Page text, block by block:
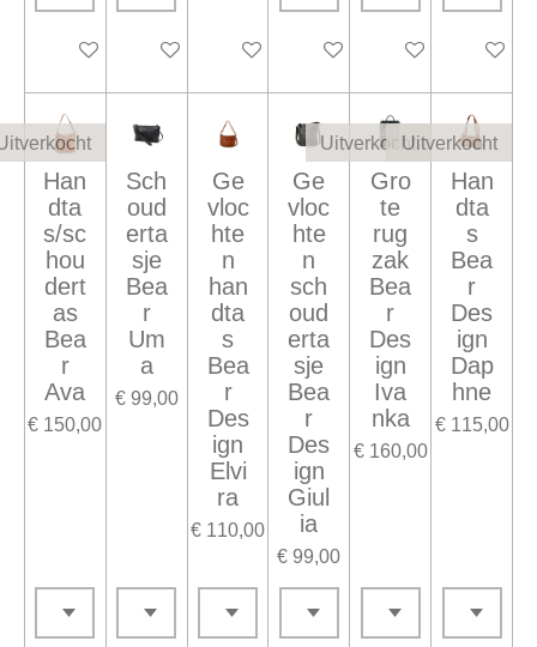
Houd mij op de hoogte
In winkelwagenIn winkelwagenHoud mij op de hoogte
Houd mij op de
In
Han
dta
s/sc
hou
dert
as
Bea
r
Ava
€ 150,00
Sch
oud
erta
sje
Bea
r
Um
a
€ 99,00
Ge
vloc
hte
n
han
dta
s
Bea
r
Des
ign
Elvi
ra
€ 110,00
Ge
vloc
hte
n
sch
oud
erta
sje
Bea
r
Des
ign
Giul
ia
€ 99,00
Uitverkocht
Gro
te
rug
zak
Bea
r
Des
ign
Iva
nka
€ 160,00
Uitverkocht
Han
dta
s
Bea
r
Des
ign
Dap
hne
€ 115,00